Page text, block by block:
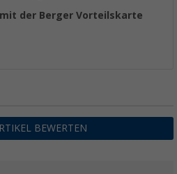
mit der Berger Vorteilskarte
BEWERTEN